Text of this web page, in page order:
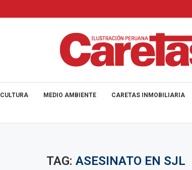
CULTURA MEDIO AMBIENTE CARETAS INMOBILIARIA
TAG: ASESINATO EN SJL